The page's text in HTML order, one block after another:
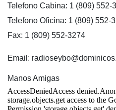
Telefono Cabina: 1 (809) 552-
Telefono Oficina: 1 (809) 552-
Fax: 1 (809) 552-3274
Email:
Manos Amigas